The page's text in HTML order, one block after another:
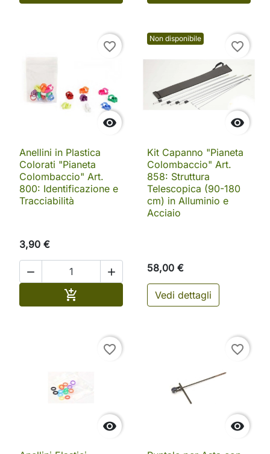

favorite_border
Anellini in Plastica
Colorati "Pianeta
Colombaccio" Art.
800: Identificazione e
Tracciabilità
3,90 €
 
 Aggiungi al carrello
Non disponibile

favorite_border
Kit Capanno "Pianeta
Colombaccio" Art.
858: Struttura
Telescopica (90-180
cm) in Alluminio e
Acciaio
58,00 €
Vedi dettagli

favorite_border

favorite_border